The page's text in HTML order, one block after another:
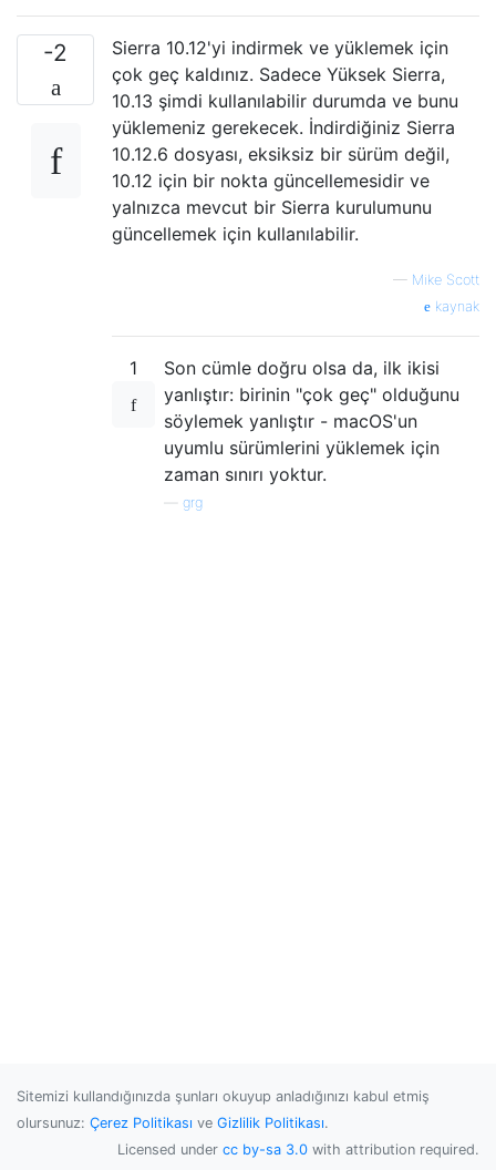
-2
Sierra 10.12'yi indirmek ve yüklemek için
çok geç kaldınız. Sadece Yüksek Sierra,
10.13 şimdi kullanılabilir durumda ve bunu
yüklemeniz gerekecek. İndirdiğiniz Sierra
10.12.6 dosyası, eksiksiz bir sürüm değil,
10.12 için bir nokta güncellemesidir ve
yalnızca mevcut bir Sierra kurulumunu
güncellemek için kullanılabilir.
— Mike Scott
kaynak
1
Son cümle doğru olsa da, ilk ikisi
yanlıştır: birinin "çok geç" olduğunu
söylemek yanlıştır - macOS'un
uyumlu sürümlerini yüklemek için
zaman sınırı yoktur.
grg
Sitemizi kullandığınızda şunları okuyup anladığınızı kabul etmiş
olursunuz: Çerez Politikası ve Gizlilik Politikası.
Licensed under cc by-sa 3.0 with attribution required.